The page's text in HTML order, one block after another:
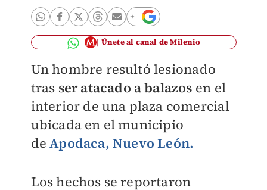
Únete al canal de Milenio
Un hombre resultó lesionado
tras ser atacado a balazos en el
interior de una plaza comercial
ubicada en el municipio
deApodaca, Nuevo León.
Los hechos se reportaron